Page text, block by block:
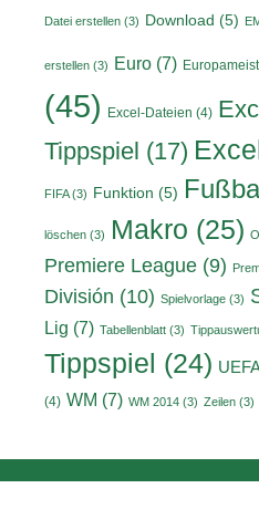
Datei erstellen (3) Download (5)
erstellen (3) Euro (7)
(45)
Excel-Dateien (4)
Tippspiel (17)
FIFA(3) Funktion (5)
löschen (3) Makro (25)
Premiere League (9)
División (10) Spielvorlage (3)
Lig (7) Tabellenblatt (3)
Tippspiel (24) UEFA
(4) WM (7) WM 2014 (3) Zeilen (3)